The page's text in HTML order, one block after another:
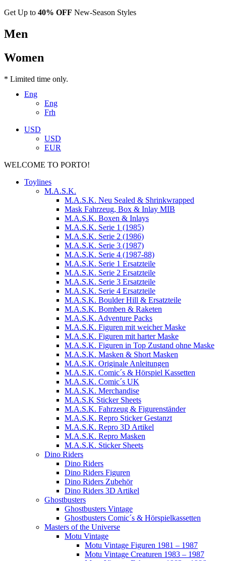
Get Up to 40% OFF New-Season Styles
Men
Women
* Limited time only.
Eng
Eng
Frh
USD
USD
EUR
WELCOME TO PORTO!
Toylines
M.A.S.K.
M.A.S.K. Neu Sealed & Shrinkwrapped
Mask Fahrzeug, Box & Inlay MIB
M.A.S.K. Boxen & Inlays
M.A.S.K. Serie 1 (1985)
M.A.S.K. Serie 2 (1986)
M.A.S.K. Serie 3 (1987)
M.A.S.K. Serie 4 (1987-88)
M.A.S.K. Serie 1 Ersatzteile
M.A.S.K. Serie 2 Ersatzteile
M.A.S.K. Serie 3 Ersatzteile
M.A.S.K. Serie 4 Ersatzteile
M.A.S.K. Boulder Hill & Ersatzteile
M.A.S.K. Bomben & Raketen
M.A.S.K. Adventure Packs
M.A.S.K. Figuren mit weicher Maske
M.A.S.K. Figuren mit harter Maske
M.A.S.K. Figuren in Top Zustand ohne Maske
M.A.S.K. Masken & Short Masken
M.A.S.K. Originale Anleitungen
M.A.S.K. Comic´s & Hörspiel Kassetten
M.A.S.K. Comic´s UK
M.A.S.K. Merchandise
M.A.S.K Sticker Sheets
M.A.S.K. Fahrzeug & Figurenständer
M.A.S.K. Repro Sticker Gestanzt
M.A.S.K. Repro 3D Artikel
M.A.S.K. Repro Masken
M.A.S.K. Sticker Sheets
Dino Riders
Dino Riders
Dino Riders Figuren
Dino Riders Zubehör
Dino Riders 3D Artikel
Ghostbusters
Ghostbusters Vintage
Ghostbusters Comic´s & Hörspielkassetten
Masters of the Universe
Motu Vintage
Motu Vintage Figuren 1981 – 1987
Motu Vintage Creaturen 1983 – 1987